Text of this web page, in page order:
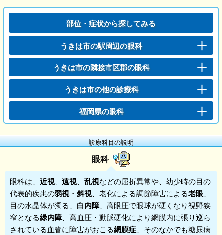
部位・症状から探してみる
うきは市の駅周辺の眼科
うきは市の隣接市区郡の眼科
うきは市の他の診療科
福岡県の眼科
診療科目の説明
眼科
眼科は、 近視 遠視 乱視などの屈折異常や、幼少時の目の
代表的疾患の弱視 ・ 斜視 、老化による調節障害による老眼
目の水晶体が濁る、 白内障、高眼圧で眼球が硬くなり視野狭
窄となる緑内障、高血圧・動脈硬化により網膜内に張り巡ら
されている血管に障害がおこる網膜症 、そのなかでも糖尿病